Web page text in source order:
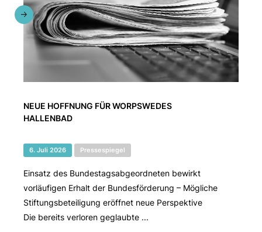
NEUE HOFFNUNG FÜR WORPSWEDES
HALLENBAD
6. Juli 2026 Pressespiegel
Einsatz des Bundestagsabgeordneten bewirkt
vorläufigen Erhalt der Bundesförderung – Mögliche
Stiftungsbeteiligung eröffnet neue Perspektive
Die bereits verloren geglaubte ...